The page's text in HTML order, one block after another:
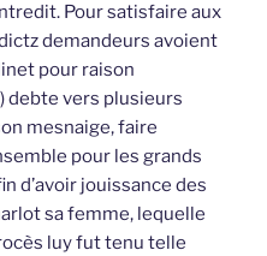
Pour satisfaire aux
demandeurs avoient
pour raison
debte vers plusieurs
mesnaige, faire
pour les grands
d’avoir jouissance des
sa femme, lequelle
luy fut tenu telle